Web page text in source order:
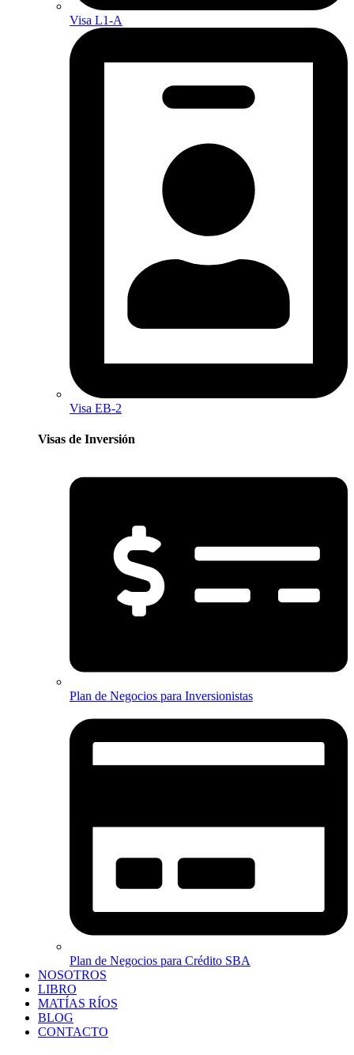
Visa L1-A
Visa EB-2
Visas de Inversión​
Plan de Negocios para Inversionistas
Plan de Negocios para Crédito SBA
NOSOTROS
LIBRO
MATÍAS RÍOS
BLOG
CONTACTO